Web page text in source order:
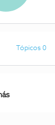
Tópicos 0